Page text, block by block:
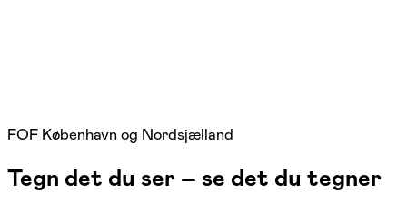
FOF København og Nordsjælland
Tegn det du ser – se det du tegner